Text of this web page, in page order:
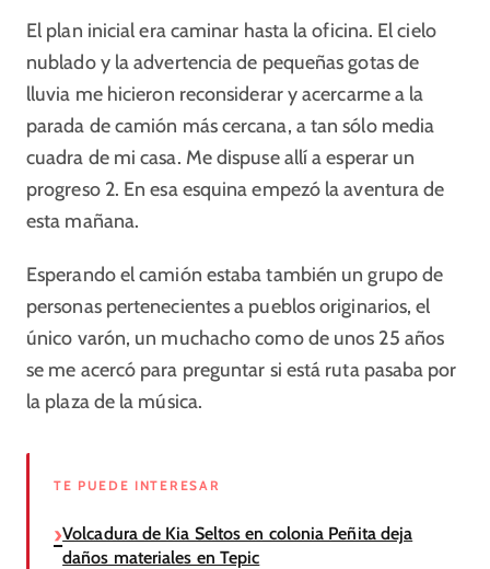
El plan inicial era caminar hasta la oficina. El cielo
nublado y la advertencia de pequeñas gotas de
lluvia me hicieron reconsiderar y acercarme a la
parada de camión más cercana, a tan sólo media
cuadra de mi casa. Me dispuse allí a esperar un
progreso 2. En esa esquina empezó la aventura de
esta mañana.
Esperando el camión estaba también un grupo de
personas pertenecientes a pueblos originarios, el
único varón, un muchacho como de unos 25 años
se me acercó para preguntar si está ruta pasaba por
la plaza de la música.
TE PUEDE INTERESAR
Volcadura de Kia Seltos en colonia Peñita deja
daños materiales en Tepic